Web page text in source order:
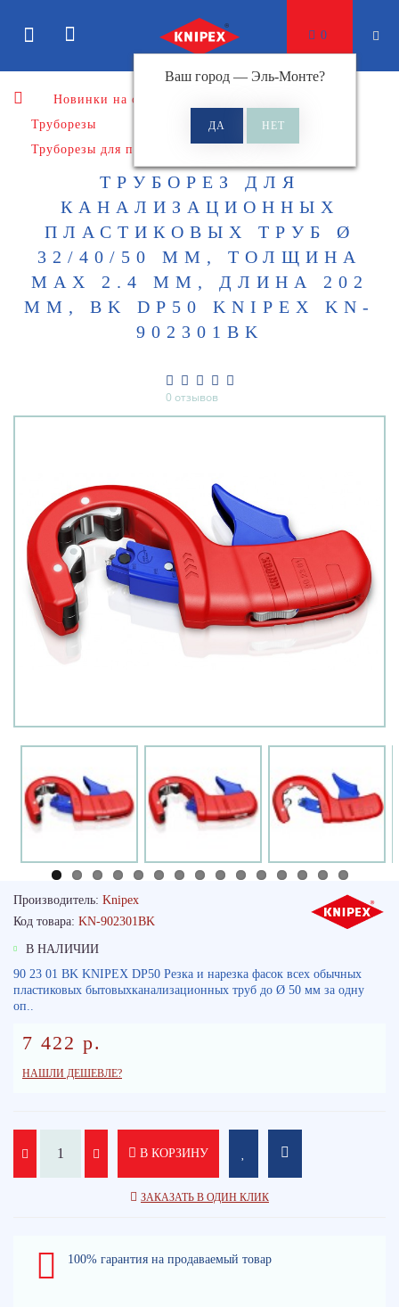
Ваш город — Эль-Монте?
0
Новинки на сайте
Труборезы
Труборезы для пластиковых труб, шлангов, гофры
ТРУБОРЕЗ ДЛЯ
КАНАЛИЗАЦИОННЫХ
ПЛАСТИКОВЫХ ТРУБ Ø
32/40/50 ММ, ТОЛЩИНА
MAX 2.4 ММ, ДЛИНА 202
ММ, BK DP50 KNIPEX KN-
902301BK
0 отзывов
Производитель: Knipex
Код товара: KN-902301BK
В НАЛИЧИИ
90 23 01 BK KNIPEX DP50 Резка и нарезка фасок всех обычных
пластиковых бытовыхканализационных труб до Ø 50 мм за одну
оп..
7 422 р.
НАШЛИ ДЕШЕВЛЕ?
В КОРЗИНУ
ЗАКАЗАТЬ В ОДИН КЛИК
100% гарантия на продаваемый товар